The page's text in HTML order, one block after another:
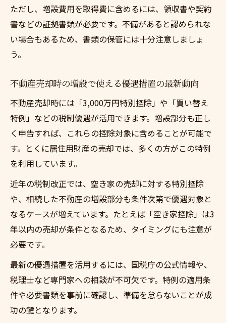
不動産売却で買い替え特例を有利に使うコ
ツ
増設部分の控除申請で失敗しない事前準備
増設物件売却で注意したい5年ルールの落と
し穴
不動産売却時に5年ルールをクリアする増設
戦略
買い替え特例と5年ルールを両立した売却計
画
増設後の不動産売却で短期譲渡を避けるポ
イント
増設後の売却で使える買い替え特例の基礎
不動産売却で増設部分も対象となる買い替
買い替え特例が使える増設不動産売却の条
件
不動産売却で買い替え特例を活かす増設の
工夫
ただし、増設費用を取得費に含めるには、領収書や契約
書などの証拠書類が必要です。不備があると認められな
い場合もあるため、書類の保管には十分注意しましょ
う。
不動産売却時の増設で使える優遇措置の最新動向
不動産売却時には「3,000万円特別控除」や「買い替え
特例」などの税制優遇が活用できます。増設部分も正し
く申告すれば、これらの控除対象に含めることが可能で
す。とくに居住用財産の売却では、多くの方がこの特例
を利用しています。
近年の税制改正では、空き家の売却に対する特別控除
や、相続した不動産の増設部分も条件次第で優遇対象と
なるケースが増えています。たとえば「空き家控除」は3
年以内の売却が条件となるため、タイミングにも注意が
必要です。
最新の優遇措置を活用するには、国税庁の公式情報や、
税理士など専門家への相談が不可欠です。特例の適用条
件や必要書類を事前に確認し、準備を怠らないことが成
功の鍵となります。